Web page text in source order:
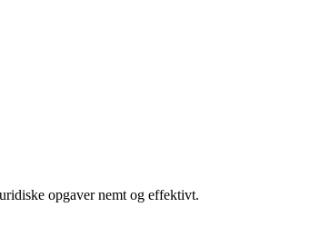
opgaver nemt og effektivt.